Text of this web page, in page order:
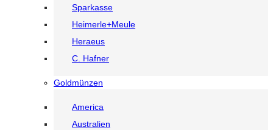
Sparkasse
Heimerle+Meule
Heraeus
C. Hafner
Goldmünzen
America
Australien